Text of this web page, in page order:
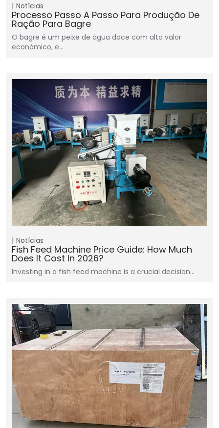
Notícias
Processo Passo A Passo Para Produção De
Ração Para Bagre
O bagre é um peixe de água doce com alto valor
económico, e…
Notícias
Fish Feed Machine Price Guide: How Much
Does It Cost In 2026?
Investing in a fish feed machine is a crucial decision…